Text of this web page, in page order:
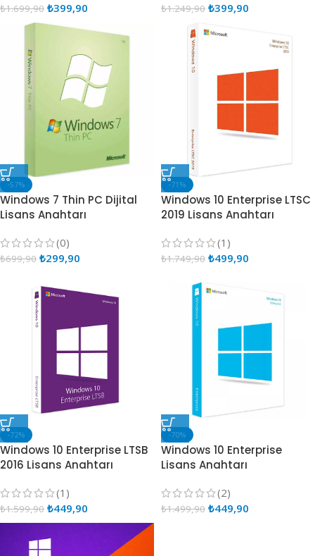
₺1.699,90 ₺399,90 ₺1.249,90 ₺399,90
-57%
Windows 7 Thin PC Dijital
Lisans Anahtarı
(0)
₺699,90 ₺299,90
-71%
Windows 10 Enterprise LTSC
2019 Lisans Anahtarı
(1)
₺1.749,90 ₺499,90
-72%
Windows 10 Enterprise LTSB
2016 Lisans Anahtarı
(1)
₺1.599,90 ₺449,90
-70%
Windows 10 Enterprise
Lisans Anahtarı
(2)
₺1.499,90 ₺449,90